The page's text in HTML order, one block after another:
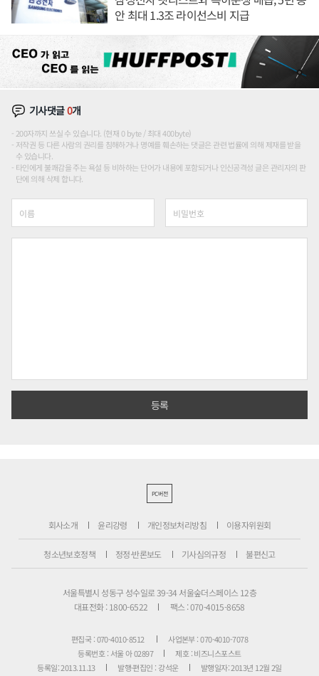
안 최대 1.3조 라이선스비 지급
기사댓글0개
200자까지 쓰실 수 있습니다. (현재 0 byte / 최대 400byte)
저작권 등 다른 사람의 권리를 침해하거나 명예를 훼손하는 댓글은 관련 법률에 의해 제재를 받을
수 있습니다.
타인에게 불쾌감을 주는 욕설 등 비하하는 단어가 내용에 포함되거나 인신공격성 글은 관리자의 판
단에 의해 삭제 합니다.
PC버전
회사소개 윤리강령 개인정보처리방침 이용자위원회
청소년보호정책 정정·반론보도 기사심의규정 불편신고
서울특별시 성동구 성수일로 39-34 서울숲더스페이스 12층
대표전화 : 1800-6522
팩스 : 070-4015-8658
편집국 : 070-4010-8512
사업본부 : 070-4010-7078
등록번호 : 서울 아 02897
제호 : 비즈니스포스트
등록일: 2013.11.13
발행·편집인 : 강석운 발행일자: 2013년 12월 2일